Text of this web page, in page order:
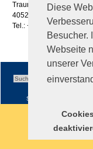
Diese
Besucher.
Webseite
unserer
Cookies
Traunuferstraße 113
4052 Ansfelden
Tel.: +43 (0)50 / 861 -630
Sitemap